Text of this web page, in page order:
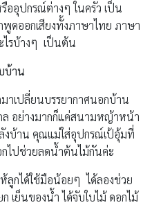
อุปกรณ์ต่างๆ ในครัว เป็น
พูดออกเสียงทั้งภาษาไทย ภาษา
ไรบ้างๆ เป็นต้น
บ้าน
าเปลี่ยนบรรยากาศนอกบ้าน
ล อย่างมากก็แค่สนามหญ้าหน้า
บ้าน คุณแม่ใส่อุปกรณ์เป้อุ้มที่
ไปช่วยลดน้ำต้นไม้กันค่ะ
ลูกได้ใช้มือน้อยๆ ได้ลองช่วย
เย็นของน้ำ ได้จับใบไม้ ดอกไม้